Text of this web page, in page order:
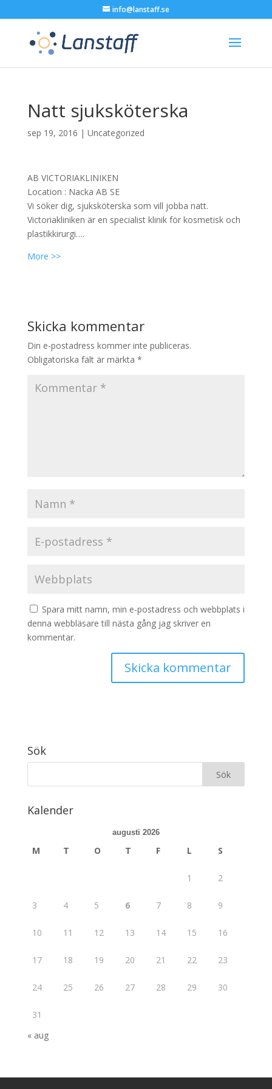
info@lanstaff.se
Natt sjuksköterska
sep 19, 2016 | Uncategorized
AB VICTORIAKLINIKEN
Location : Nacka AB SE
Vi söker dig, sjuksköterska som vill jobba natt.
Victoriakliniken är en specialist klinik för kosmetisk och
plastikkirurgi….
More >>
Skicka kommentar
Din e-postadress kommer inte publiceras.
Obligatoriska fält är märkta *
Spara mitt namn, min e-postadress och webbplats i
denna webbläsare till nästa gång jag skriver en
kommentar.
Sök
Kalender
augusti 2026
M T O T F L S
1 2
3 4 5 6 7 8 9
10 11 12 13 14 15 16
17 18 19 20 21 22 23
24 25 26 27 28 29 30
31
« aug